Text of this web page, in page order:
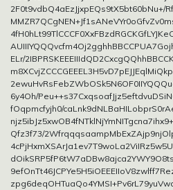
2F0t9vdbQ4aEzJjxpEQs9tX5bt60bNu+/
ELr/
6y4Oh/
fOqpmcfyjh0/
Qfz3f73/